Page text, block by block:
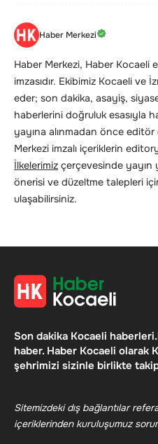
Haber Merkezi
Haber Merkezi, Haber
imzasıdır. Ekibimiz Kocaeli
eder; son dakika, asayiş,
haberlerini doğruluk esasıyla
yayına alınmadan önce
Merkezi imzalı içeriklerin
İlkelerimiz çerçevesinde yayın
önerisi ve düzeltme talepleri
ulaşabilirsiniz.
Son dakika Kocaeli
haber. Haber Kocaeli olarak
şehrimizi sizinle birlikte
Sitemizdeki dış bağlantılar
içeriklerinden kuruluşumuz